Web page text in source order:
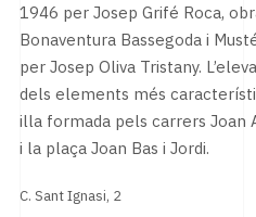
1946 per Josep Grifé Roca,
Bonaventura Bassegoda i
per Josep Oliva Tristany.
dels elements més
illa formada pels carrers Joan
i la plaça Joan Bas i Jordi.
C. Sant Ignasi, 2